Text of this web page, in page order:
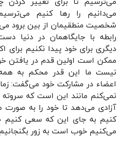
می‌دانیم را رها کنیم
شخصیت منطقیمان از بین برود
رابطه با جایگاهمان در دنیا دست
دیگری برای خود پیدا نکنیم برای
ممکن است اولین قدم در یافتن
نیست ما این قدر محکم به
اعضاء در مشارکت خود می‌گفت:
نمی‌کنم مانند این است که
آزادی می‌دهد تا خود را به صورت
کنیم به جای این که سعی کنیم
می‌کنیم خوب است به زور